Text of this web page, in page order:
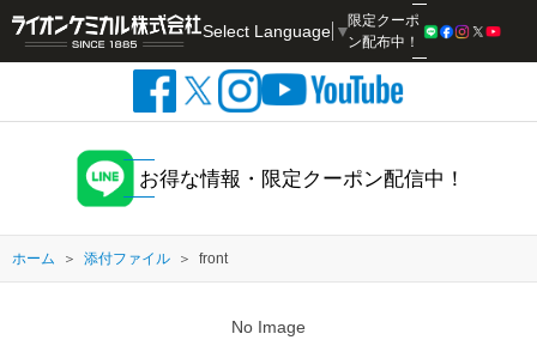
Select Language ▼
限定クーポ
ン配布中！
お得な情報・限定クーポン配信中！
ホーム 添付ファイル front
No Image
検索